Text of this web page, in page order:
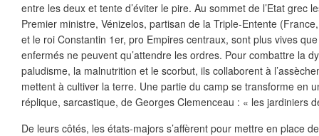
entre les deux et tente d’éviter le pire. Au sommet de l’Etat grec
Premier ministre, Vénizelos, partisan de la Triple-Entente
et le roi Constantin 1er, pro Empires centraux, sont plus vives
enfermés ne peuvent qu’attendre les ordres. Pour combattre la
paludisme, la malnutrition et le scorbut, ils collaborent à
mettent à cultiver la terre. Une partie du camp se transforme en
réplique, sarcastique, de Georges Clemenceau : « les jardiniers
De leurs côtés, les états-majors s’affèrent pour mettre en place